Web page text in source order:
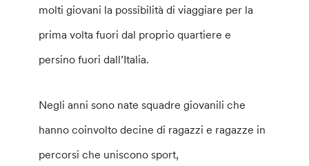
molti giovani la possibilità di viaggiare per la
prima volta fuori dal proprio quartiere e
persino fuori dall’Italia.
Negli anni sono nate squadre giovanili che
hanno coinvolto decine di ragazzi e ragazze in
percorsi che uniscono sport,